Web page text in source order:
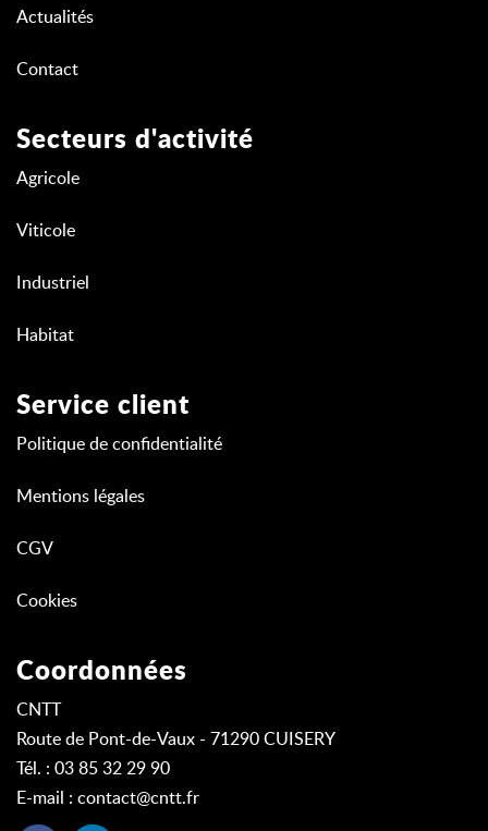
Actualités
Contact
Secteurs d'activité
Agricole
Viticole
Industriel
Habitat
Service client
Politique de confidentialité
Mentions légales
CGV
Cookies
Coordonnées
CNTT
Route de Pont-de-Vaux - 71290 CUISERY
Tél. : 03 85 32 29 90
E-mail : contact@cntt.fr